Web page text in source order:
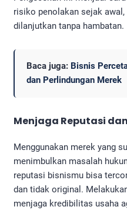
risiko penolakan sejak
dilanjutkan tanpa hambatan.
Baca juga: Bisnis
dan Perlindungan Merek
Menjaga Reputasi
Menggunakan merek yang
menimbulkan masalah
reputasi bisnismu bisa
dan tidak original.
menjaga kredibilitas usaha